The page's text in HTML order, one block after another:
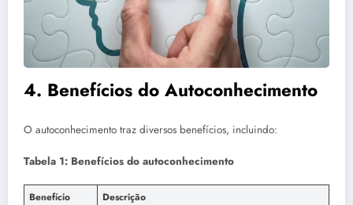
4. Benefícios do Autoconhecimento
O autoconhecimento traz diversos benefícios, incluindo:
Tabela 1: Benefícios do autoconhecimento
Benefício
Descrição